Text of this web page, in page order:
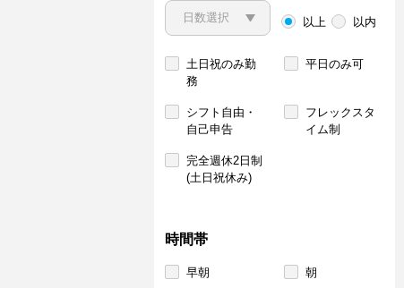
以上 以内
土日祝のみ勤
務
平日のみ可
シフト自由・
自己申告
フレックスタ
イム制
完全週休2日制
(土日祝休み)
時間帯
早朝 朝